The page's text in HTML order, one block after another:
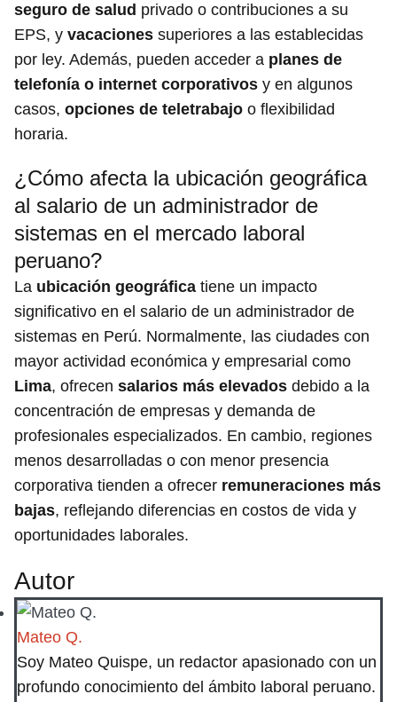
seguro de salud privado o contribuciones a su
EPS, y vacaciones superiores a las establecidas
por ley. Además, pueden acceder a planes de
telefonía o internet corporativos y en algunos
casos, opciones de teletrabajo o flexibilidad
horaria.
¿Cómo afecta la ubicación geográfica
al salario de un administrador de
sistemas en el mercado laboral
peruano?
La ubicación geográfica tiene un impacto
significativo en el salario de un administrador de
sistemas en Perú. Normalmente, las ciudades con
mayor actividad económica y empresarial como
Lima, ofrecen salarios más elevados debido a la
concentración de empresas y demanda de
profesionales especializados. En cambio, regiones
menos desarrolladas o con menor presencia
corporativa tienden a ofrecer remuneraciones más
bajas, reflejando diferencias en costos de vida y
oportunidades laborales.
Autor
Mateo Q.
Soy Mateo Quispe, un redactor apasionado con un
profundo conocimiento del ámbito laboral peruano.